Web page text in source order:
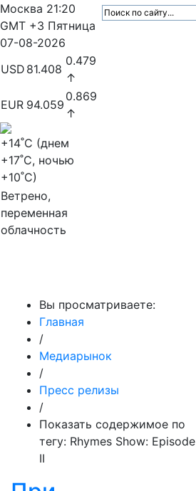
Москва 21:20
GMT +3 Пятница
07-08-2026
USD 81.408
0.479
↑
EUR 94.059
0.869
↑
+14˚C (днем
+17˚C, ночью
+10˚C)
Ветрено,
переменная
облачность
Вы просматриваете:
Главная
/
Медиарынок
/
Пресс релизы
/
Показать содержимое по
тегу: Rhymes Show: Episode
II